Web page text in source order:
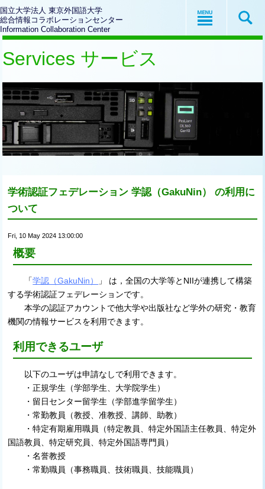
国立大学法人 東京外国語大学
総合情報コラボレーションセンター
Information Collaboration Center
Services サービス
学術認証フェデレーション 学認（GakuNin） の利用に
ついて
Fri, 10 May 2024 13:00:00
概要
「学認（GakuNin）
」 は，全国の大学等とNIIが連携して構築
する学術認証フェデレーションです。
本学の認証アカウントで他大学や出版社など学外の研究・教育
機関の情報サービスを利用できます。
利用できるユーザ
以下のユーザは申請なしで利用できます。
・正規学生（学部学生、大学院学生）
・留日センター留学生（学部進学留学生）
・常勤教員（教授、准教授、講師、助教）
・特定有期雇用職員（特定教員、特定外国語主任教員、特定外
国語教員、特定研究員、特定外国語専門員）
・名誉教授
・常勤職員（事務職員、技術職員、技能職員）